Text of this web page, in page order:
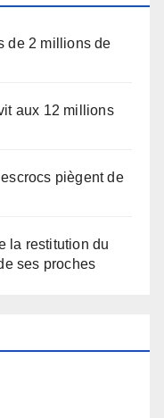
de 2 millions de
aux 12 millions
piègent de
la restitution du
ses proches